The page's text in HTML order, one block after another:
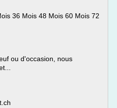
36 Mois 48 Mois 60 Mois 72
ou d'occasion, nous